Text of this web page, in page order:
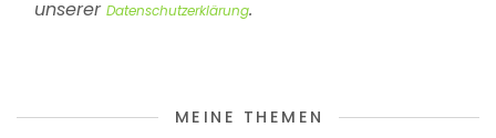
unserer Datenschutzerklärung.
MEINE THEMEN